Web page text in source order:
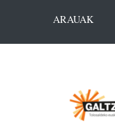
ARAUAK